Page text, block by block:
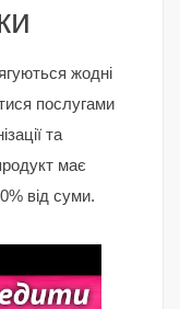
жодні
послугами
та
має
від суми.